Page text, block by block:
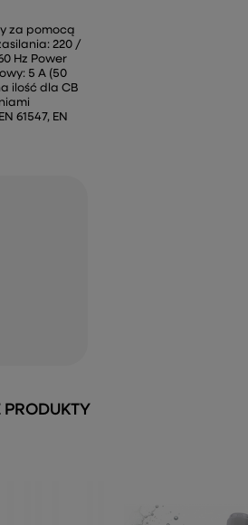
za pomocą
220 /
Hz Power
5 A (50
ilość dla CB
61547, EN